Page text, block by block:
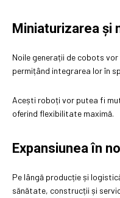
Miniaturizarea și
Noile generații de cobots
permițând integrarea lor în
Acești roboți vor putea fi
oferind flexibilitate maximă.
Expansiunea în
Pe lângă producție și
sănătate, construcții și